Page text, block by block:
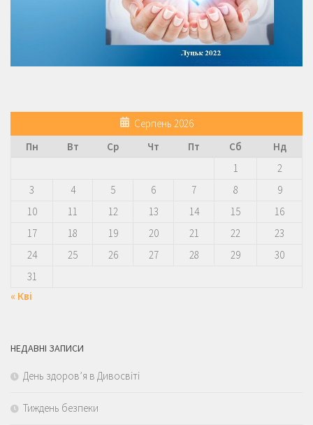
Серпень 2026
Пн
Вт Ср Чт Пт Сб
Нд
1
2
3
4 5 6 7 8
9
10
11 12 13 14 15
16
17
18 19 20 21 22
23
24
25 26 27 28 29
30
31
« Кві
НЕДАВНІ ЗАПИСИ
День здоров’я в Дивосвіті
Тиждень безпеки